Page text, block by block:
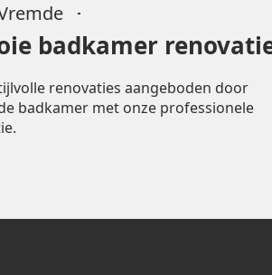
badkamer
renovaties aangeboden door
badkamer met onze professionele